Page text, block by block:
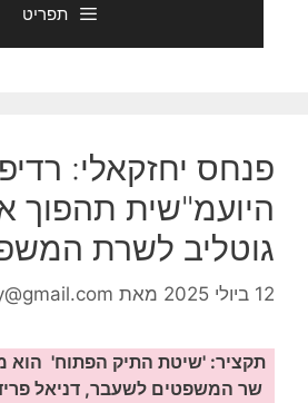
תפריט
פנחס יחזקאלי:
היועמ"שית תהפוך
גוטליב לשרת
12 ביולי 2025 מאת
תקציר: 'שיטת התיק הפתוח' הוא
שר המשפטים לשעבר, דניאל